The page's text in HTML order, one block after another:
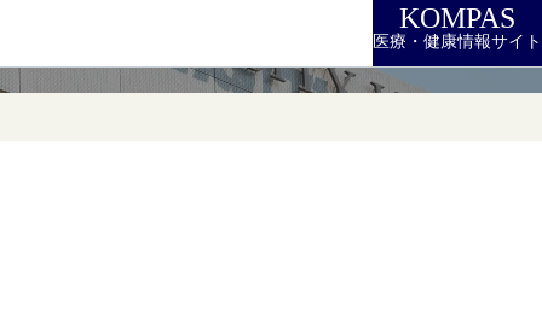
KOMPAS
医療・健康情報サイト